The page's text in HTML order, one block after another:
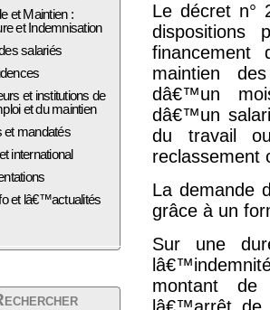
et Maintien :
et Indemnisation
salariés
et institutions de
et du maintien
et mandatés
international
et lâ€™actualités
Le décret n°
maintien
dâ€™un
dâ€™un
du travail
reclassement
La demande
grâce à un
Sur une
montant de